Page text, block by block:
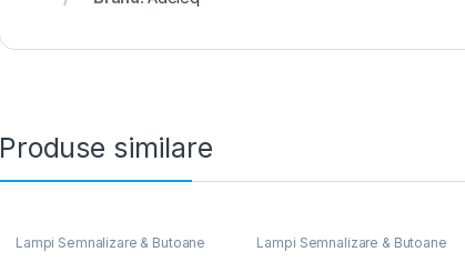
Produse similare
Lampi Semnalizare & Butoane Lampi Semnalizare & Butoane